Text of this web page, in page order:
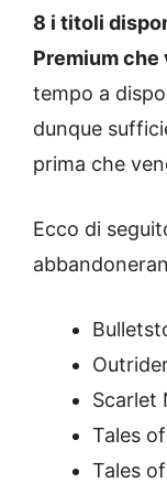
8 i titoli
Premium
tempo a
dunque
prima che
Ecco di
Scarlet
Tales
Tales